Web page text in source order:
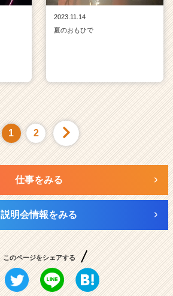
2023.11.14
夏のおもひで
1 2
仕事をみる
説明会情報をみる
このページをシェアする